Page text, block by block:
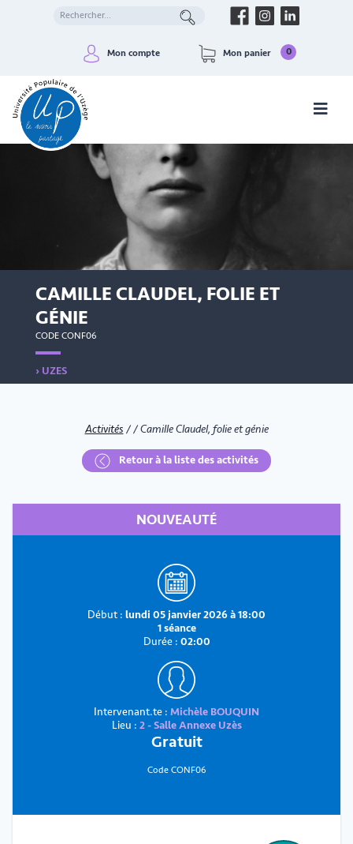
Mon compte Mon panier 0
CAMILLE CLAUDEL, FOLIE ET
GÉNIE
CODE CONF06
› UZES
Retour à la liste des activités
Activités / /Camille Claudel, folie et génie
NOUVEAUTÉ
Début : lundi 05 janvier 2026 à 18:00
1 séance
Durée : 02:00
Intervenant.te : Michèle BOUQUIN
Lieu : 2 - Salle Annexe Uzès
Gratuit
Code CONF06